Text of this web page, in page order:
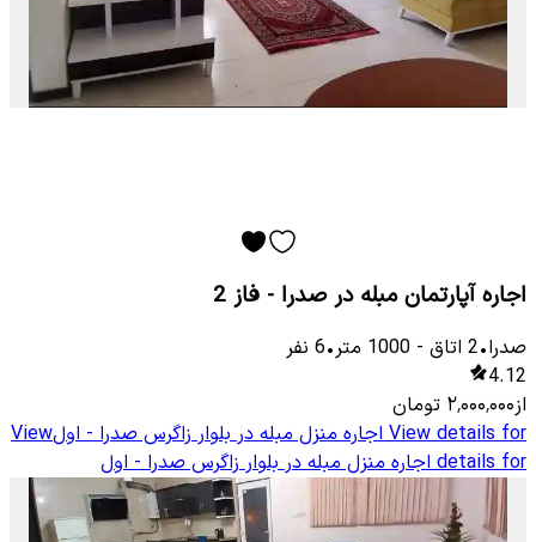
اجاره آپارتمان مبله در صدرا - فاز 2
صدرا•
2 اتاق -
1000 متر•
6 نفر
4.12
از۲٬۰۰۰٬۰۰۰ تومان
View details for اجاره منزل مبله در بلوار زاگرس صدرا - اولView
details for اجاره منزل مبله در بلوار زاگرس صدرا - اول